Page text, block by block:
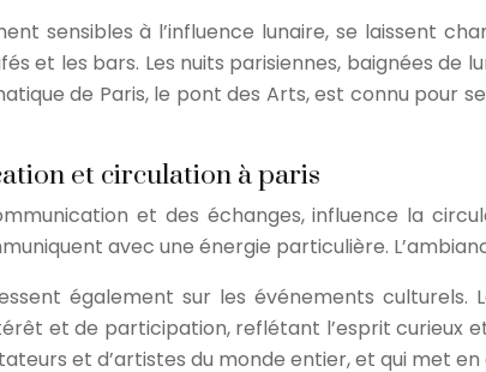
sensibles à l’influence lunaire, se laissent
et les bars. Les nuits parisiennes, baignées
de Paris, le pont des Arts, est connu pour
et circulation à paris
et des échanges, influence la
avec une énergie particulière.
également sur les événements
et de participation, reflétant l’esprit curieux
et d’artistes du monde entier, et qui met